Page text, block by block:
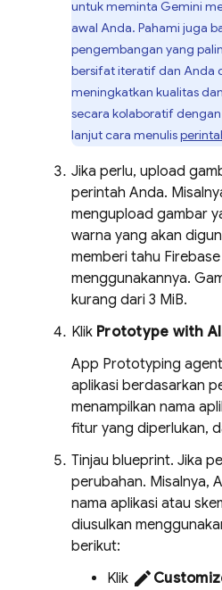
untuk meminta Gemini
awal Anda. Pahami juga
pengembangan yang
bersifat iteratif dan Anda
meningkatkan kualitas
secara kolaboratif dengan
lanjut cara menulis
Jika perlu, upload
perintah Anda.
mengupload gambar
warna yang akan
memberi tahu
menggunakannya.
kurang dari 3 MiB.
Klik Prototype with AI
App Prototyping agent
aplikasi berdasarkan
menampilkan nama
fitur yang diperlukan,
Tinjau blueprint. Jika
perubahan. Misalnya,
nama aplikasi atau
diusulkan
berikut:
Klik edit